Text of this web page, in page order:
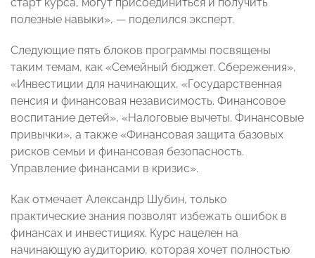
полезные навыки», — поделился эксперт.
Следующие пять блоков программы посвящены
таким темам, как «Семейный бюджет. Сбережения»,
«Инвестиции для начинающих, «Государственная
пенсия и финансовая независимость. Финансовое
воспитание детей», «Налоговые вычеты. Финансовые
привычки», а также «Финансовая защита базовых
рисков семьи и финансовая безопасность.
Управление финансами в кризис».
Как отмечает Александр Шубин, только
практические знания позволят избежать ошибок в
финансах и инвестициях. Курс нацелен на
начинающую аудиторию, которая хочет полностью